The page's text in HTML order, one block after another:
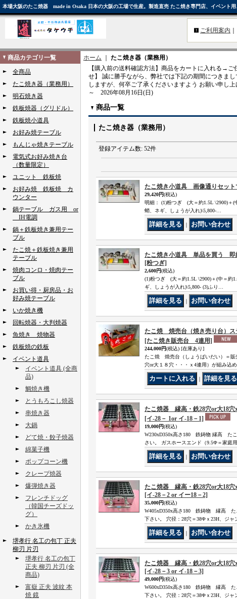
本場大阪のたこ焼器 made in Osaka 日本の大阪の工場で生産。製造直売 たこ焼き専門店、イベント
ご利用案内
商品カテゴリ一覧
全商品
たこ焼き器（業務用）
明石焼き器
鉄板焼器（グリドル）
鉄板焼小道具
お好み焼テーブル
もんじゃ焼きテーブル
電気式お好み焼き台
（数量限定）
ユニット 鉄板焼
お好み焼 鉄板焼 カ
ウンター
鍋テーブル ガス用 or
IH電調
鍋＋鉄板焼き兼用テー
ブル
たこ焼＋鉄板焼き兼用
テーブル
焼肉コンロ・焼肉テー
ブル
お買い得・厨房品・お
好み焼テーブル
いか焼き機
回転焼器・大判焼器
魚焼き 焼物器
鉄板焼の鉄板
イベント道具
イベント道具 (全商
品)
鯛焼き機
とうもろこし焼器
串焼き器
大鍋
どて焼・餃子焼器
綿菓子機
ポップコーン機
クレープ焼器
爆弾焼き器
フレンチドッグ
（韓国チーズドッ
グ）
かき氷機
堺孝行 名工の包丁 正夫
柳刃 片刃
堺孝行 名工の包丁
正夫 柳刃 片刃 (全
商品)
富嶽 正夫 波紋 本
焼 鏡
ホーム
たこ焼き器（業務用）
【購入前の送料確認方法】商品をカートに入れる→
せ】 誠に勝手ながら、弊社では下記の期間につきま
しますが、何卒ご了承くださいますよう お願い
～ 2026年08月16日(日)
商品一覧
たこ焼き器（業務用）
登録アイテム数: 52件
たこ焼き小道具 画像通りセッ
29,420円(税込)
明細： (1)粉つぎ (大＝約1.5L \2900)＋
蛸、ネギ、しょうが入れ)\5,800-…
｜
たこ焼き小道具 単品を買う 即
[粉つぎ]
2,600円(税込)
(1)粉つぎ (大＝約1.5L \2900)＋(中＝約
ギ、しょうが入れ)\5,800- (3)ふり…
｜
たこ焼 焼売台（焼き売り台）ス
[たこ焼き販売台 4連用]
244,000円(税込) [在庫あり]
たこ焼 焼売台（しょうばいだい）＝販
穴or大１８穴・・・ｘ4連用）が組み込
｜
たこ焼器 縁高・鉄28穴or大18穴
[イ‐28－ 1or イ‐18－1]
19,000円(税込)
W230xD350x高さ180 鉄鋳物 縁高 た
さい。 ガスホースエンド（9.5Ф＝家庭
｜
たこ焼器 縁高・鉄28穴or大18穴
[イ-28－2 or イー18－2]
35,000円(税込)
W405xD350x高さ180 鉄鋳物 縁高 た
下さい。 穴径：28穴＝38Фｘ23H、ジャ
｜
たこ焼器 縁高・鉄28穴or大18
[イ‐28－3 or イ‐18－3]
49,000円(税込)
W600xD350x高さ180 鉄鋳物 縁高 た
下さい。 穴径：28穴＝38Фｘ23H、ジャ